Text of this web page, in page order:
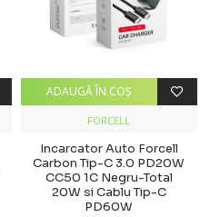
FORCELL
Incarcator Auto Forcell
Carbon Tip-C 3.0 PD20W
CC50 1C Negru-Total
20W si Cablu Tip-C
PD60W
ADAUGĂ ÎN COŞ